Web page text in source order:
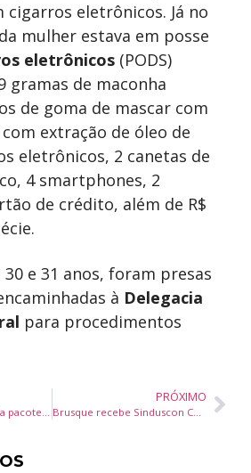
eletrônicos. Já no
mulher estava em posse
eletrônicos (PODS)
gramas de maconha
de goma de mascar com
extração de óleo de
eletrônicos, 2 canetas de
4 smartphones, 2
de crédito, além de R$
e 31 anos, foram presas
à Delegacia
para procedimentos
Santa Catarina anuncia pacote de R$ 435 milhões para proteger empresas afetadas por tarifa dos EUA
PRÓXIMO
Brusque recebe Sinduscon Conecta com especialistas para discutir mercado da construção civil